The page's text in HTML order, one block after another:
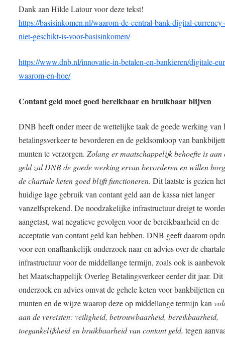
Dank aan Hilde Latour voor deze tekst!
https://basisinkomen.nl/waarom-de-central-bank-digital-
niet-geschikt-is-voor-basisinkomen/
https://www.dnb.nl/innovatie-in-betalen-en-bankieren/digitale-
waarom-en-hoe/
Contant geld moet goed bereikbaar en bruikbaar blijven
DNB heeft onder meer de wettelijke taak de goede werking van
betalingsverkeer te bevorderen en de geldsomloop van
munten te verzorgen.Zolang er maatschappelijk behoefte is aan
geld zal DNB de goede werking ervan bevorderen en willen
de chartale keten goed blijft functioneren. Dit laatste is gezien
huidige lage gebruik van contant geld aan de kassa niet langer
vanzelfsprekend. De noodzakelijke infrastructuur dreigt te
aangetast, wat negatieve gevolgen voor de bereikbaarheid en de
acceptatie van contant geld kan hebben. DNB geeft daarom
voor een onafhankelijk onderzoek naar en advies over de chartale
infrastructuur voor de middellange termijn, zoals ook is
het Maatschappelijk Overleg Betalingsverkeer eerder dit jaar. Dit
onderzoek en advies omvat de gehele keten voor bankbiljetten en
munten en de wijze waarop deze op middellange termijn kan
aan de vereisten: veiligheid, betrouwbaarheid, bereikbaarheid,
toegankelijkheid en bruikbaarheid van contant geld, tegen